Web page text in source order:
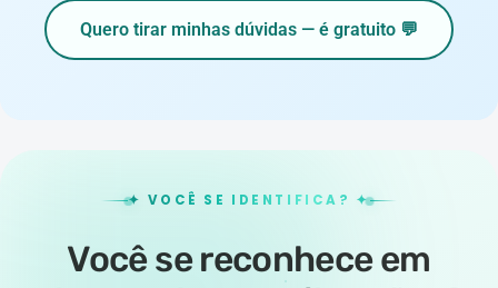
Quero tirar minhas dúvidas — é gratuito 💬
✦ VOCÊ SE IDENTIFICA? ✦
Você se reconhece em
Dificuldade em
desacelerar no dia a